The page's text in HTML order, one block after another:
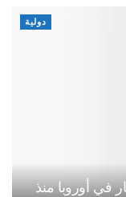
دولية
نحو 435 ألف هكتار في أوروبا منذ